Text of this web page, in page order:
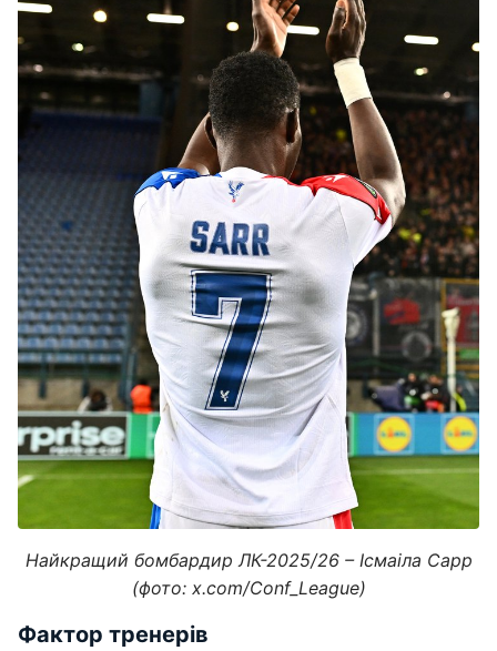
Найкращий бомбардир ЛК-2025/26 – Ісмаіла Сарр
(фото: x.com/Conf_League)
Фактор тренерів